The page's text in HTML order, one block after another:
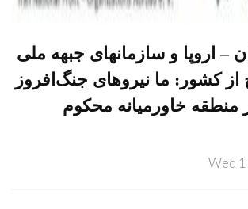
– اروپا و سازمانهای جبهه ملی
از کشور: ما نیروهای جنگ‌افروز
خاورمیانه محکوم
Wed